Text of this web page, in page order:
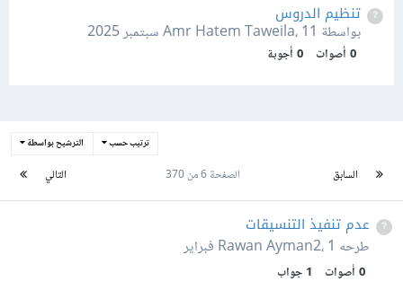
تنظيم الدروس
بواسطة Amr Hatem Taweila، 11 سبتمبر 2025
0 أصوات 0 أجوبة
ترتيب حسب الترشيح بواسطة
السابق التالي الصفحة 6 من 370
عدم تنفيذ التنسيقات
طرحه Rawan Ayman2،1 فبراير
0 أصوات 1 جواب